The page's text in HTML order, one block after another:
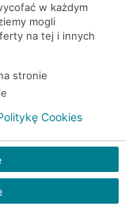
(Euronet)
w placówce
w placówce
w każdym
mogli
na tej i innych
stronie
Cookies